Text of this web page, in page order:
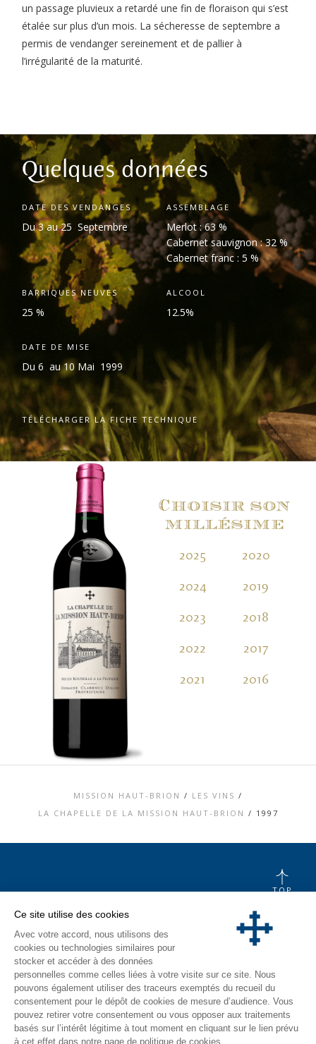
un passage pluvieux a retardé une fin de floraison qui s’est
étalée sur plus d’un mois. La sécheresse de septembre a
permis de vendanger sereinement et de pallier à
l’irrégularité de la maturité.
Quelques données
DATE DES VENDANGES
Du 3 au 25 Septembre
ASSEMBLAGE
Merlot : 63 %
Cabernet sauvignon : 32 %
Cabernet franc : 5 %
BARRIQUES NEUVES
25 %
ALCOOL
12.5%
DATE DE MISE
Du 6 au 10 Mai 1999
TÉLÉCHARGER LA FICHE TECHNIQUE
Choisir son
millésime
2025
2024
2023
2022
2021
2020
2019
2018
2017
2016
MISSION HAUT-BRION / LES VINS /
LA CHAPELLE DE LA MISSION HAUT-BRION / 1997
CHARTE DONNÉES PERSONNELLES &
COOKIES
MÉDIATHÈQUE
VISITE
INSTAGRAM
FACEBOOK
TOP
Ce site utilise des cookies
Avec votre accord, nous utilisons des
cookies ou technologies similaires pour
stocker et accéder à des données
personnelles comme celles liées à votre visite sur ce site. Nous
pouvons également utiliser des traceurs exemptés du recueil du
consentement pour le dépôt de cookies de mesure d’audience. Vous
pouvez retirer votre consentement ou vous opposer aux traitements
basés sur l’intérêt légitime à tout moment en cliquant sur le lien prévu
à cet effet dans notre page de politique de cookies.